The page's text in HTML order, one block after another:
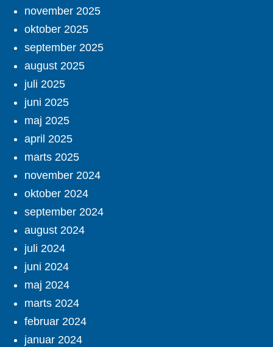
november 2025
oktober 2025
september 2025
august 2025
juli 2025
juni 2025
maj 2025
april 2025
marts 2025
november 2024
oktober 2024
september 2024
august 2024
juli 2024
juni 2024
maj 2024
marts 2024
februar 2024
januar 2024